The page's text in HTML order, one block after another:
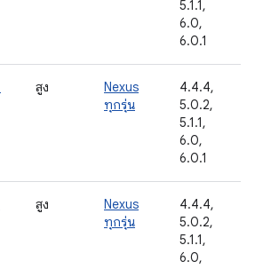
5.1.1,
6.0,
6.0.1
สูง
Nexus
ทุกรุ่น
4.4.4,
5.0.2,
5.1.1,
6.0,
6.0.1
สูง
Nexus
ทุกรุ่น
4.4.4,
5.0.2,
5.1.1,
6.0,